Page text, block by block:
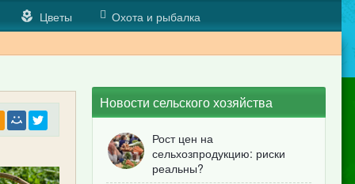
Цветы Охота и рыбалка
Новости сельского хозяйства
Рост цен на
сельхозпродукцию: риски
реальны?